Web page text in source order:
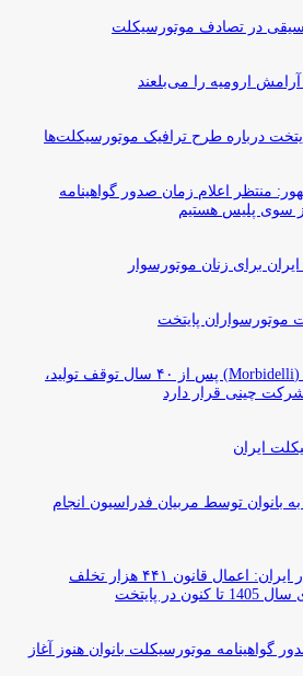
در تصادف موتورسیکلت
ارومیه را می‌بلعند
درباره طرح ترافیک موتورسیکلت‌ها
منتظر اعلام زمان صدور گواهینامه
سوی پلیس هستیم
برای زنان موتورسوار
موتورسواران پایتخت
برند قدیمی موربیدلی (Morbidelli) پس از ۴۰ سال توقف تولید،
چینی قرار دارد
ایران
بانوان توسط مربیان فدراسیون انجام
فاجعه موتورسواری در ایران: اعمال قانون ۴۴۱ هزار تخلف
در پایتخت
گواهینامه موتورسیکلت بانوان هنوز آغاز